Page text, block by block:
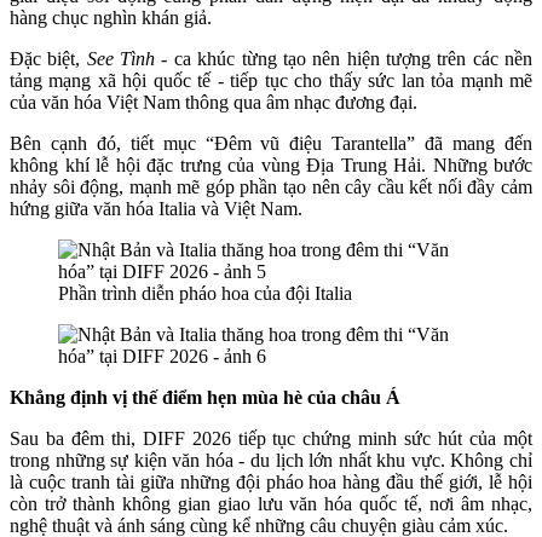
hàng chục nghìn khán giả.
Đặc biệt, See Tình - ca khúc từng tạo nên hiện tượng trên các nền
tảng mạng xã hội quốc tế - tiếp tục cho thấy sức lan tỏa mạnh mẽ
của văn hóa Việt Nam thông qua âm nhạc đương đại.
Bên cạnh đó, tiết mục “Đêm vũ điệu Tarantella” đã mang đến
không khí lễ hội đặc trưng của vùng Địa Trung Hải. Những bước
nhảy sôi động, mạnh mẽ góp phần tạo nên cây cầu kết nối đầy cảm
hứng giữa văn hóa Italia và Việt Nam.
Phần trình diễn pháo hoa của đội Italia
Khẳng định vị thế điểm hẹn mùa hè của châu Á
Sau ba đêm thi, DIFF 2026 tiếp tục chứng minh sức hút của một
trong những sự kiện văn hóa - du lịch lớn nhất khu vực. Không chỉ
là cuộc tranh tài giữa những đội pháo hoa hàng đầu thế giới, lễ hội
còn trở thành không gian giao lưu văn hóa quốc tế, nơi âm nhạc,
nghệ thuật và ánh sáng cùng kể những câu chuyện giàu cảm xúc.